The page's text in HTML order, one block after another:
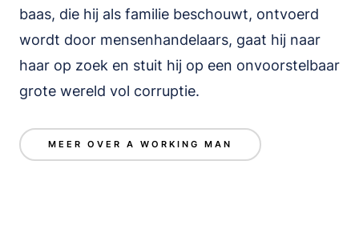
baas, die hij als familie beschouwt, ontvoerd
wordt door mensenhandelaars, gaat hij naar
haar op zoek en stuit hij op een onvoorstelbaar
grote wereld vol corruptie.
MEER OVER A WORKING MAN